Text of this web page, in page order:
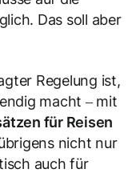
Das soll aber
Regelung ist,
macht – mit
für Reisen
nicht nur
auch für